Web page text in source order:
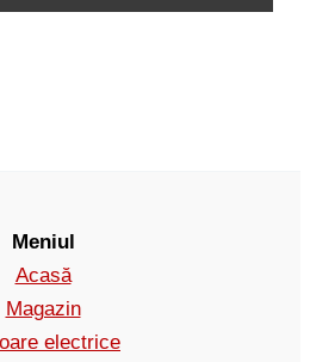
Meniul
Acasă
Magazin
electrice